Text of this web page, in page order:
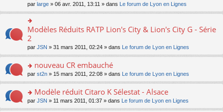
ré
nt
n
le
u
s
ré
c
nt
e
n
o
n
lu
pl
s
ré
c
nt
s
g
e
n
o
n
le
pl
u
s
ré
ult
er
le
m
e
s
g
e
n
o
lu
par large » 06 avr. 2011, 13:11 » dans Le forum de Lyon en Lignes
o
n
ult
er
le
m
e
s
a
g
Modèles Réduits RATP Lion's City & Lion's City G - Série
2
par JSN » 31 mars 2011, 02:24 » dans Le forum de Lyon en Lignes
o
n
ult
er
nouveau CR embauché
par st2n » 15 mars 2011, 22:08 » dans Le forum de Lyon en Lignes
o
n
Modèle réduit Citaro K Sélestat - Alsace
par JSN » 11 mars 2011, 01:37 » dans Le forum de Lyon en Lignes